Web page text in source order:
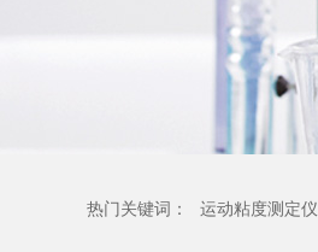
热门关键词： 运动粘度测定仪